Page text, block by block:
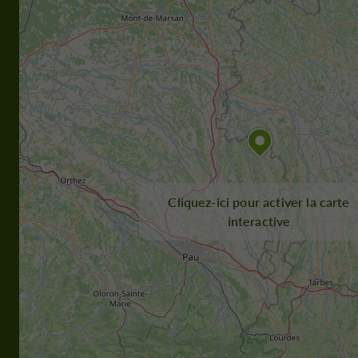
Cliquez-ici pour activer la carte
interactive